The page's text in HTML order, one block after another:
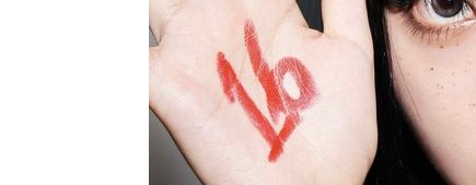
[속보]與 강원·TK 당원투표 합산 김민석 48.54%로
與 강원·TK 당원투표 합산 김민석 46.01%로 승리…정
[속보]與전대 권리당원투표…강원·경북 김민석, 대구
[속보]與 당대표 경선, 경북 권리당원 투표 김민석
[속보]與 당대표 경선, 대구 권리당원 투표 정청래
[속보]與 당대표 경선, 강원 권리당원 투표 김민석 승